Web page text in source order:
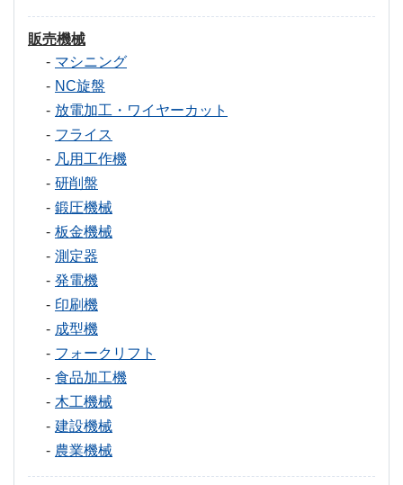
販売機械
マシニング
NC旋盤
放電加工・ワイヤーカット
フライス
凡用工作機
研削盤
鍛圧機械
板金機械
測定器
発電機
印刷機
成型機
フォークリフト
食品加工機
木工機械
建設機械
農業機械